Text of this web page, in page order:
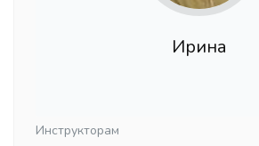
Ирина
Инструкторам